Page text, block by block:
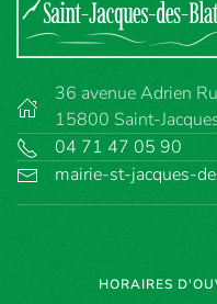
36 avenue Adrien
15800 Saint-
04 71 47 05 90
mairie-st-jacques-
HORAIRES